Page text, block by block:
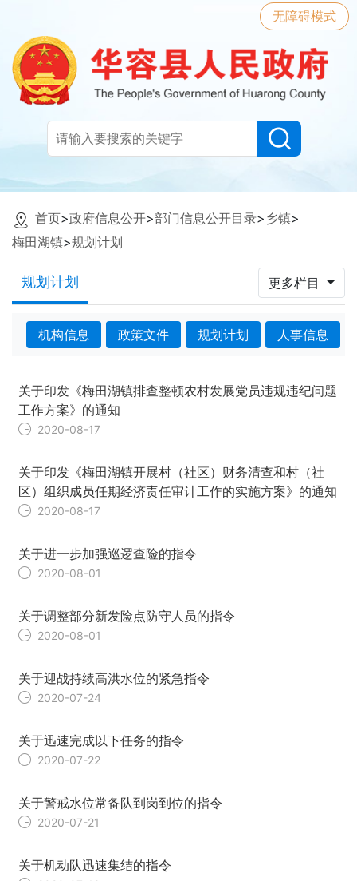
无障碍模式
首页>政府信息公开>部门信息公开目录> 乡镇>
梅田湖镇>规划计划
规划计划 更多栏目
机构信息 政策文件 规划计划 人事信息
关于印发《梅田湖镇排查整顿农村发展党员违规违纪问题
工作方案》的通知
2020-08-17
关于印发《梅田湖镇开展村（社区）财务清查和村（社
区）组织成员任期经济责任审计工作的实施方案》的通知
2020-08-17
关于进一步加强巡逻查险的指令
2020-08-01
关于调整部分新发险点防守人员的指令
2020-08-01
关于迎战持续高洪水位的紧急指令
2020-07-24
关于迅速完成以下任务的指令
2020-07-22
关于警戒水位常备队到岗到位的指令
2020-07-21
关于机动队迅速集结的指令